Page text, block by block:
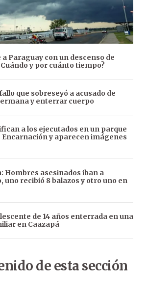
a Paraguay con un descenso de
y por cuánto tiempo?
que sobreseyó a acusado de
y enterrar cuerpo
a los ejecutados en un parque
Encarnación y aparecen imágenes
Hombres asesinados iban a
uno recibió 8 balazos y otro uno en
de 14 años enterrada en una
en Caazapá
de esta sección